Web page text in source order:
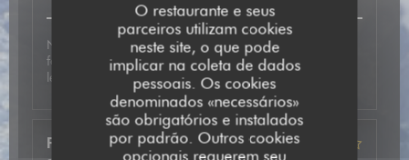
O restaurante e seus
parceiros utilizam cookies
neste site, o que pode
implicar na coleta de dados
pessoais. Os cookies
denominados «necessários»
são obrigatórios e instalados
por padrão. Outros cookies
opcionais requerem seu
Nous avons été très bien accueilli et avons pris une
fondue mixte avec des viandes de qualité. En dessert
leurs crêpes étaient vraiment délicieuses.
Frédéric F